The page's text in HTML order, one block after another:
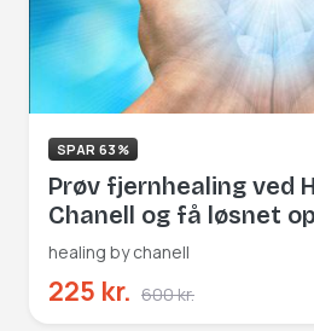
SPAR 63%
Prøv fjernhealing ved
Chanell og få løsnet
blokeringer
healing by chanell
225 kr. 600 kr.